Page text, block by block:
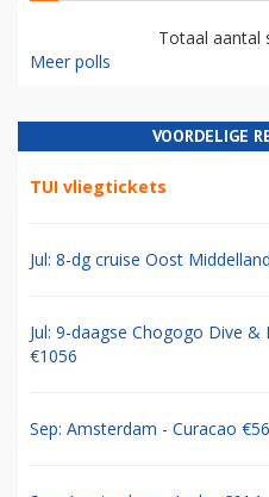
Totaal aantal
Meer polls
VOORDELIGE
TUI vliegtickets
Jul: 8-dg cruise Oost
Jul: 9-daagse Chogogo Dive &
€1056
Sep: Amsterdam - Curacao